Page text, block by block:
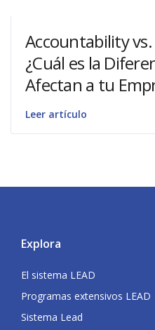
Accountability
¿Cuál es la
Afectan a tu
Leer artículo
Explora
El sistema LEAD
Programas extensivos LEAD
Sistema Lead